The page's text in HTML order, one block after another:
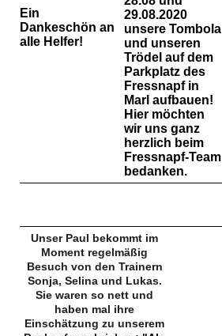
Ein
Dankeschön an
alle Helfer!
29.08.2020
unsere Tombola
und unseren
Trödel auf dem
Parkplatz des
Fressnapf in
Marl aufbauen!
Hier möchten
wir uns ganz
herzlich beim
Fressnapf-Team
bedanken.
Unser Paul bekommt im
Moment regelmäßig
Besuch von den Trainern
Sonja, Selina und Lukas.
Sie waren so nett und
haben mal ihre
Einschätzung zu unserem